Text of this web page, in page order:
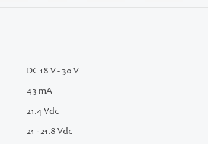
DC 18 V - 30 V
43 mA
21.4 Vdc
21 - 21.8 Vdc